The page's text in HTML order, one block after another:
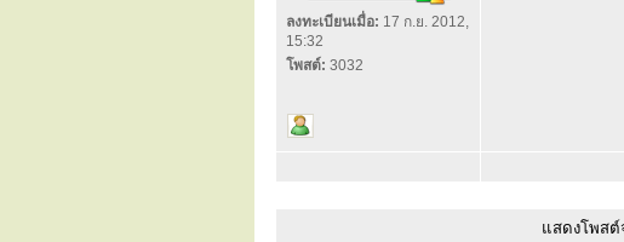
ลงทะเบียนเมื่อ: 17 ก.ย. 2012,
15:32
โพสต์: 3032
แสดงโพสต์